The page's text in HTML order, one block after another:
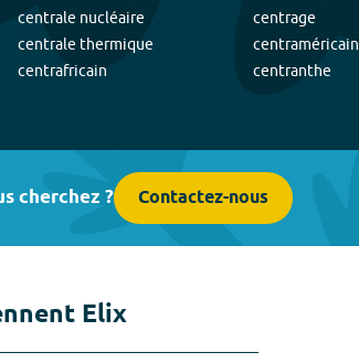
centrale nucléaire
centrale thermique
centrafricain
centrage
centraméricain
centranthe
cherchez ? Contactez-nous
Elix